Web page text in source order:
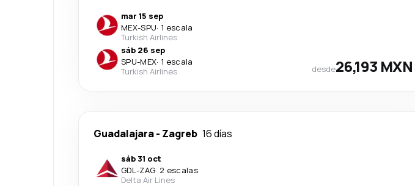
mar 15 sep
MEX-SPU· 1 escala
Turkish Airlines
sáb 26 sep
SPU-MEX· 1 escala
Turkish Airlines
desde26,193 MXN
Guadalajara- Zagreb 16 días
sáb 31 oct
GDL-ZAG· 2 escalas
Delta Air Lines